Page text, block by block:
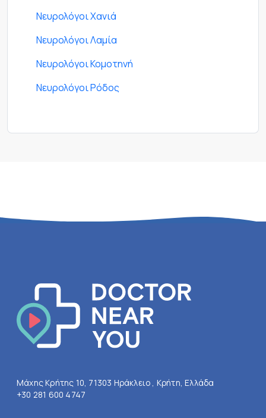
Νευρολόγοι Χανιά
Νευρολόγοι Λαμία
Νευρολόγοι Κομοτηνή
Νευρολόγοι Ρόδος
Μάχης Κρήτης 10, 71303 Ηράκλειο , Κρήτη, Ελλάδα
+30 281 600 4747